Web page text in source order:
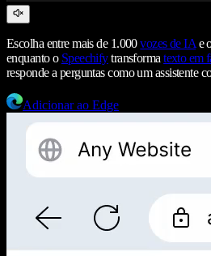
Escolha entre mais de 1.000vozes de IA e
enquanto o Speechifytransformatexto em
responde a perguntas como um assistente
Adicionar ao Edge